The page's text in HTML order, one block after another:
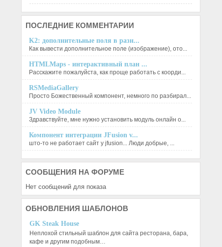
ПОСЛЕДНИЕ КОММЕНТАРИИ
K2: дополнительные поля в разн...
Как вывести дополнительное поле (изображение), ото...
HTMLMaps - интерактивный план ...
Расскажите пожалуйста, как проще работать с коорди...
RSMediaGallery
Просто Божественный компонент, немного по разбирал...
JV Video Module
Здравствуйте, мне нужно установить модуль онлайн о...
Компонент интеграции JFusion v...
што-то не работает сайт у jfusion... Люди добрые, ...
СООБЩЕНИЯ НА ФОРУМЕ
Нет сообщений для показа
ОБНОВЛЕНИЯ ШАБЛОНОВ
GK Steak House
Неплохой стильный шаблон для сайта ресторана, бара,
кафе и другим подобным…